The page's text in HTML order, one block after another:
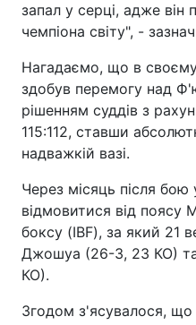
запал у серці, адже він
чемпіона світу", -
Нагадаємо, що в
здобув перемогу над
рішенням суддів з
115:112, ставши
надважкій вазі.
Через місяць після
відмовитися від поясу
боксу (IBF), за який 21
Джошуа (26-3, 23 КО)
КО).
Згодом з'ясувалося, що